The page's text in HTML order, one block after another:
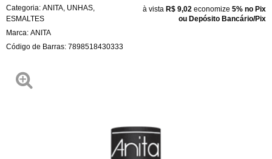
Categoria: ANITA UNHAS
ESMALTES
Marca: ANITA
Código de Barras: 7898518430333
à vista R$ 9,02 economize 5% no Pix
ou Depósito Bancário/Pix